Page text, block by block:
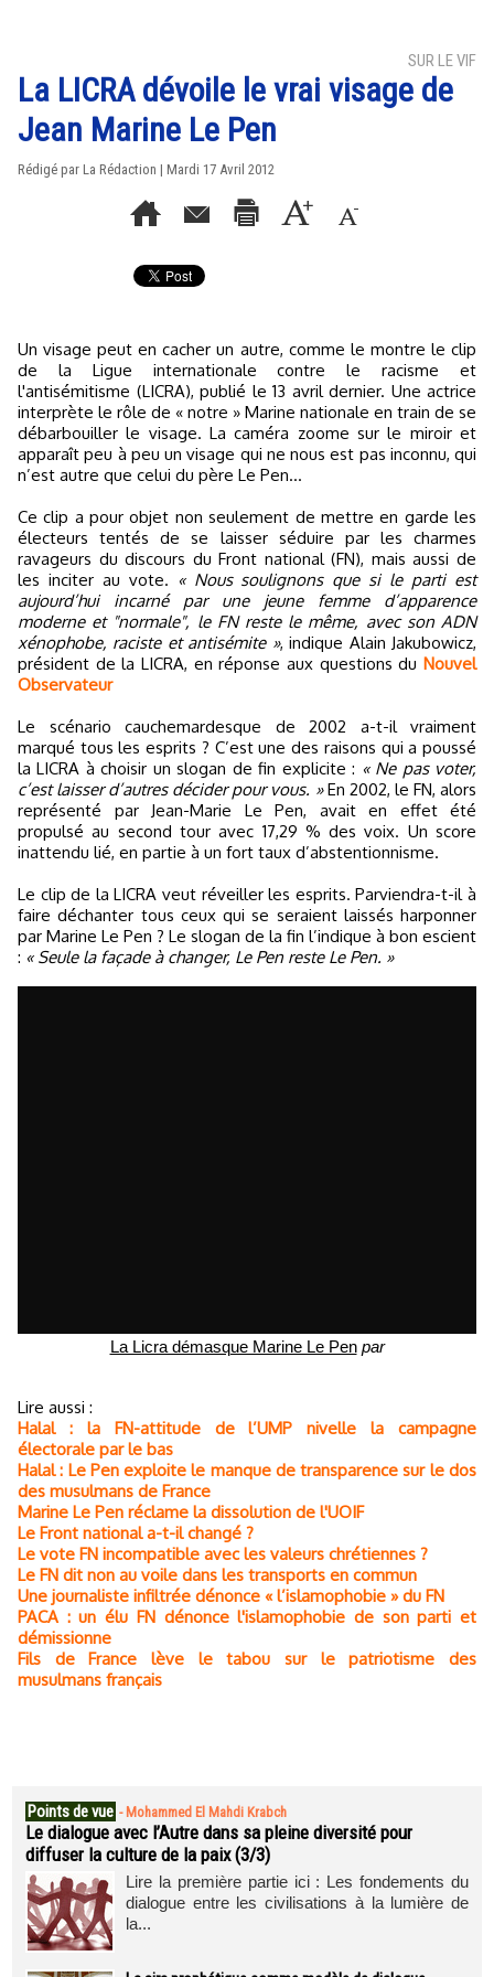
SUR LE VIF
La LICRA dévoile le vrai visage de
Jean Marine Le Pen
Rédigé par La Rédaction | Mardi 17 Avril 2012
Un visage peut en cacher un autre, comme le montre le clip
de la Ligue internationale contre le racisme et
l'antisémitisme (LICRA), publié le 13 avril dernier. Une actrice
interprète le rôle de « notre » Marine nationale en train de se
débarbouiller le visage. La caméra zoome sur le miroir et
apparaît peu à peu un visage qui ne nous est pas inconnu, qui
n’est autre que celui du père Le Pen...
Ce clip a pour objet non seulement de mettre en garde les
électeurs tentés de se laisser séduire par les charmes
ravageurs du discours du Front national (FN), mais aussi de
les inciter au vote. « Nous soulignons que si le parti est
aujourd’hui incarné par une jeune femme d’apparence
moderne et "normale", le FN reste le même, avec son ADN
xénophobe, raciste et antisémite », indique Alain Jakubowicz,
président de la LICRA, en réponse aux questions du Nouvel
Observateur
Le scénario cauchemardesque de 2002 a-t-il vraiment
marqué tous les esprits ? C’est une des raisons qui a poussé
la LICRA à choisir un slogan de fin explicite : « Ne pas voter,
c’est laisser d’autres décider pour vous. »En 2002, le FN, alors
représenté par Jean-Marie Le Pen, avait en effet été
propulsé au second tour avec 17,29 % des voix. Un score
inattendu lié, en partie à un fort taux d’abstentionnisme.
Le clip de la LICRA veut réveiller les esprits. Parviendra-t-il à
faire déchanter tous ceux qui se seraient laissés harponner
par Marine Le Pen ? Le slogan de la fin l’indique à bon escient
: « Seule la façade à changer, Le Pen reste Le Pen. »
La Licra démasque Marine Le Pen par
Lire aussi :
Halal : la FN-attitude de l’UMP nivelle la campagne
électorale par le bas
Halal : Le Pen exploite le manque de transparence sur le dos
des musulmans de France
Marine Le Pen réclame la dissolution de l'UOIF
Le Front national a-t-il changé ?
Le vote FN incompatible avec les valeurs chrétiennes ?
Le FN dit non au voile dans les transports en commun
Une journaliste infiltrée dénonce « l’islamophobie » du FN
PACA : un élu FN dénonce l'islamophobie de son parti et
démissionne
Fils de France lève le tabou sur le patriotisme des
musulmans français
Points de vue - Mohammed El Mahdi Krabch
Le dialogue avec l’Autre dans sa pleine diversité pour
diffuser la culture de la paix (3/3)
Lire la première partie ici : Les fondements du
dialogue entre les civilisations à la lumière de
la...